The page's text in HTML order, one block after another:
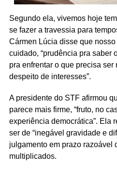
Segundo ela, vivemos hoje
se fazer a travessia para
Cármen Lúcia disse que
cuidado, “prudência pra saber
pra enfrentar o que precisa ser
despeito de interesses”.
A presidente do STF afirmou
parece mais firme, “fruto, no
experiência democrática”. Ela
ser de “inegável gravidade e
julgamento em prazo razoável
multiplicados.